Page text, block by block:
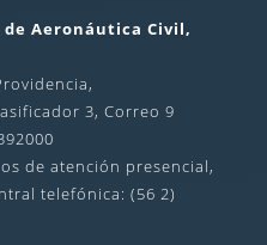
Aeronáutica Civil,
3, Correo 9
de atención presencial,
telefónica: (56 2)